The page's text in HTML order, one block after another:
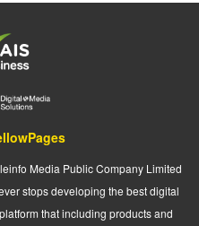
Media Public Company Limited
stops developing the best digital
that including products and